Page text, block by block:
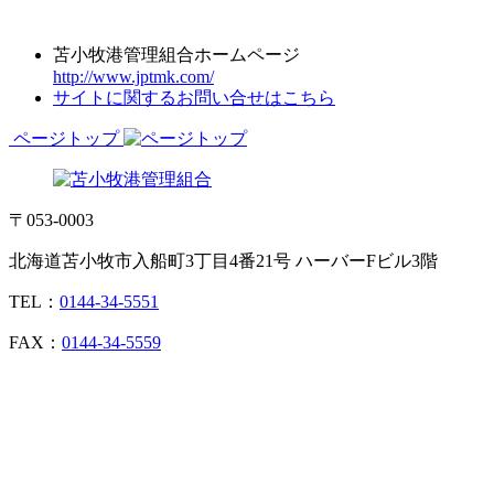
苫小牧港管理組合ホームページ
http://www.jptmk.com/
サイトに関するお問い合せはこちら
ページトップ
〒053-0003
北海道苫小牧市入船町3丁目4番21号 ハーバーFビル3階
TEL： 0144-34-5551
FAX： 0144-34-5559